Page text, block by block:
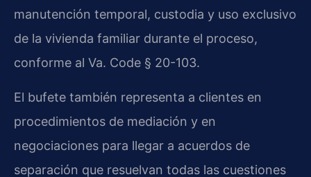
manutención temporal, custodia y uso exclusivo
de la vivienda familiar durante el proceso,
conforme al Va. Code § 20-103.
El bufete también representa a clientes en
procedimientos de mediación y en
negociaciones para llegar a acuerdos de
separación que resuelvan todas las cuestiones